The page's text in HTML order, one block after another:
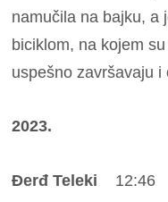
namučila na bajku, a
biciklom, na kojem
uspešno završavaju i
2023.
Đerđ Teleki 12:46